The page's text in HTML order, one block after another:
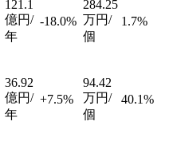
121.1
億円/
年
-18.0%
284.25
万円/
個
1.7%
36.92
億円/
年
+7.5%
94.42
万円/
個
40.1%